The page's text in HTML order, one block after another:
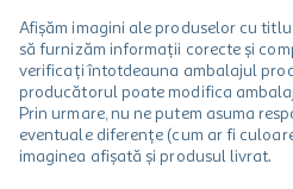
Afișăm imagini ale produselor cu
să furnizăm informații corecte și
verificați întotdeauna ambalajul
producătorul poate modifica
Prin urmare, nu ne putem asuma
eventuale diferențe (cum ar fi
imaginea afișată și produsul livrat.